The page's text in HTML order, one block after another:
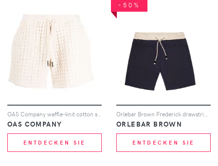
OAS Company waffle-knit cotton shorts - Nude
OAS COMPANY
ENTDECKEN SIE
-50%
Orlebar Brown Frederick drawstring shorts - Blau
ORLEBAR BROWN
ENTDECKEN SIE